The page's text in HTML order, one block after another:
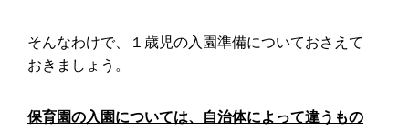
そんなわけで、１歳児の入園準備についておさえて
おきましょう。
保育園の入園については、自治体によって違うもの